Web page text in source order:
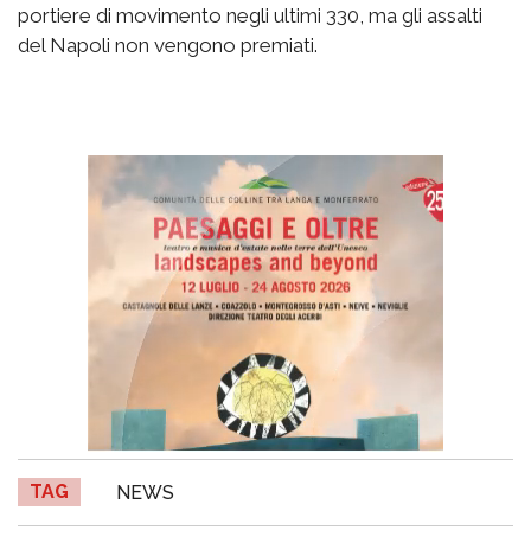
portiere di movimento negli ultimi 330, ma gli assalti
del Napoli non vengono premiati.
TAG NEWS